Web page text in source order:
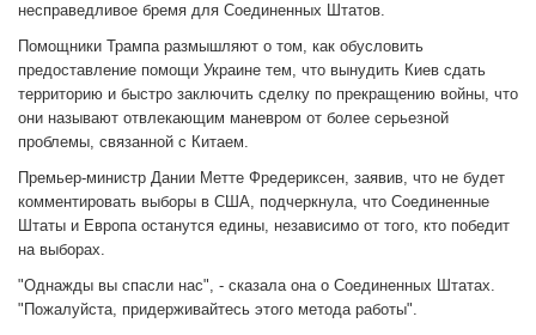
несправедливое бремя для Соединенных Штатов.
Помощники Трампа размышляют о том, как обусловить
предоставление помощи Украине тем, что вынудить Киев сдать
территорию и быстро заключить сделку по прекращению войны, что
они называют отвлекающим маневром от более серьезной
проблемы, связанной с Китаем.
Премьер-министр Дании Метте Фредериксен, заявив, что не будет
комментировать выборы в США, подчеркнула, что Соединенные
Штаты и Европа останутся едины, независимо от того, кто победит
на выборах.
"Однажды вы спасли нас", - сказала она о Соединенных Штатах.
"Пожалуйста, придерживайтесь этого метода работы".